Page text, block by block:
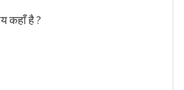
कहाँ है ?